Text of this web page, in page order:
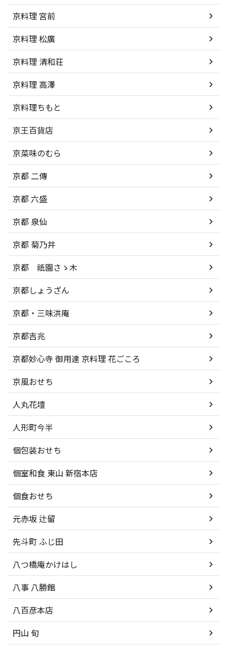
京料理 宮前
京料理 松廣
京料理 清和荘
京料理 高澤
京料理ちもと
京王百貨店
京菜味のむら
京都 二傳
京都 六盛
京都 泉仙
京都 菊乃井
京都 祇園さゝ木
京都しょうざん
京都・三味洪庵
京都吉兆
京都妙心寺 御用達 京料理 花ごころ
京風おせち
人丸花壇
人形町今半
個包装おせち
個室和食 東山 新宿本店
個食おせち
元赤坂 辻留
先斗町 ふじ田
八つ橋庵かけはし
八事 八勝館
八百彦本店
円山 旬